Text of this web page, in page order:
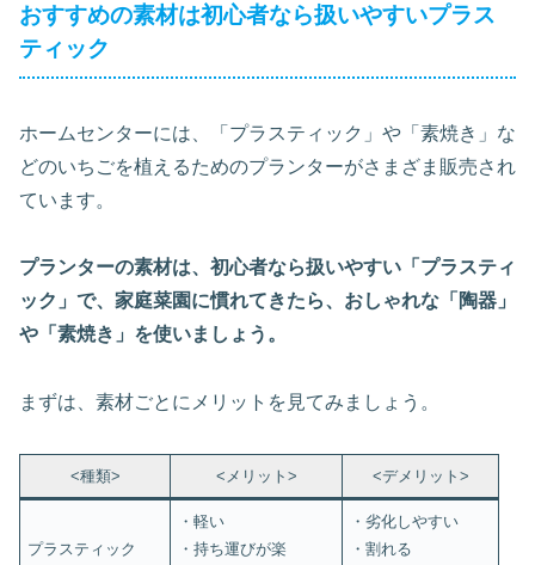
おすすめの素材は初心者なら扱いやすいプラス
ティック
ホームセンターには、「プラスティック」や「素焼き」な
どのいちごを植えるためのプランターがさまざま販売され
ています。
プランターの素材は、初心者なら扱いやすい「プラスティ
ック」で、家庭菜園に慣れてきたら、おしゃれな「陶器」
や「素焼き」を使いましょう。
まずは、素材ごとにメリットを見てみましょう。
<種類> <メリット> <デメリット>
プラスティック
・軽い
・持ち運びが楽
・劣化しやすい
・割れる